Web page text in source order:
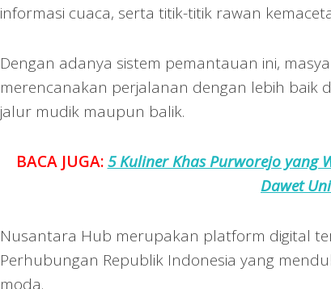
informasi cuaca, serta titik-titik rawan
Dengan adanya sistem pemantauan ini,
merencanakan perjalanan dengan lebih baik
jalur mudik maupun balik.
BACA JUGA:5 Kuliner Khas Purworejo yang
Dawet
Nusantara Hub merupakan platform digital
Perhubungan Republik Indonesia yang
moda.